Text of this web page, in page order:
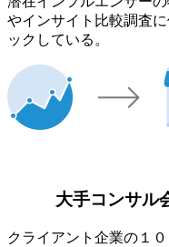
やインサイト比較調査
ックしている。
大手コンサル
クライアント企業の１